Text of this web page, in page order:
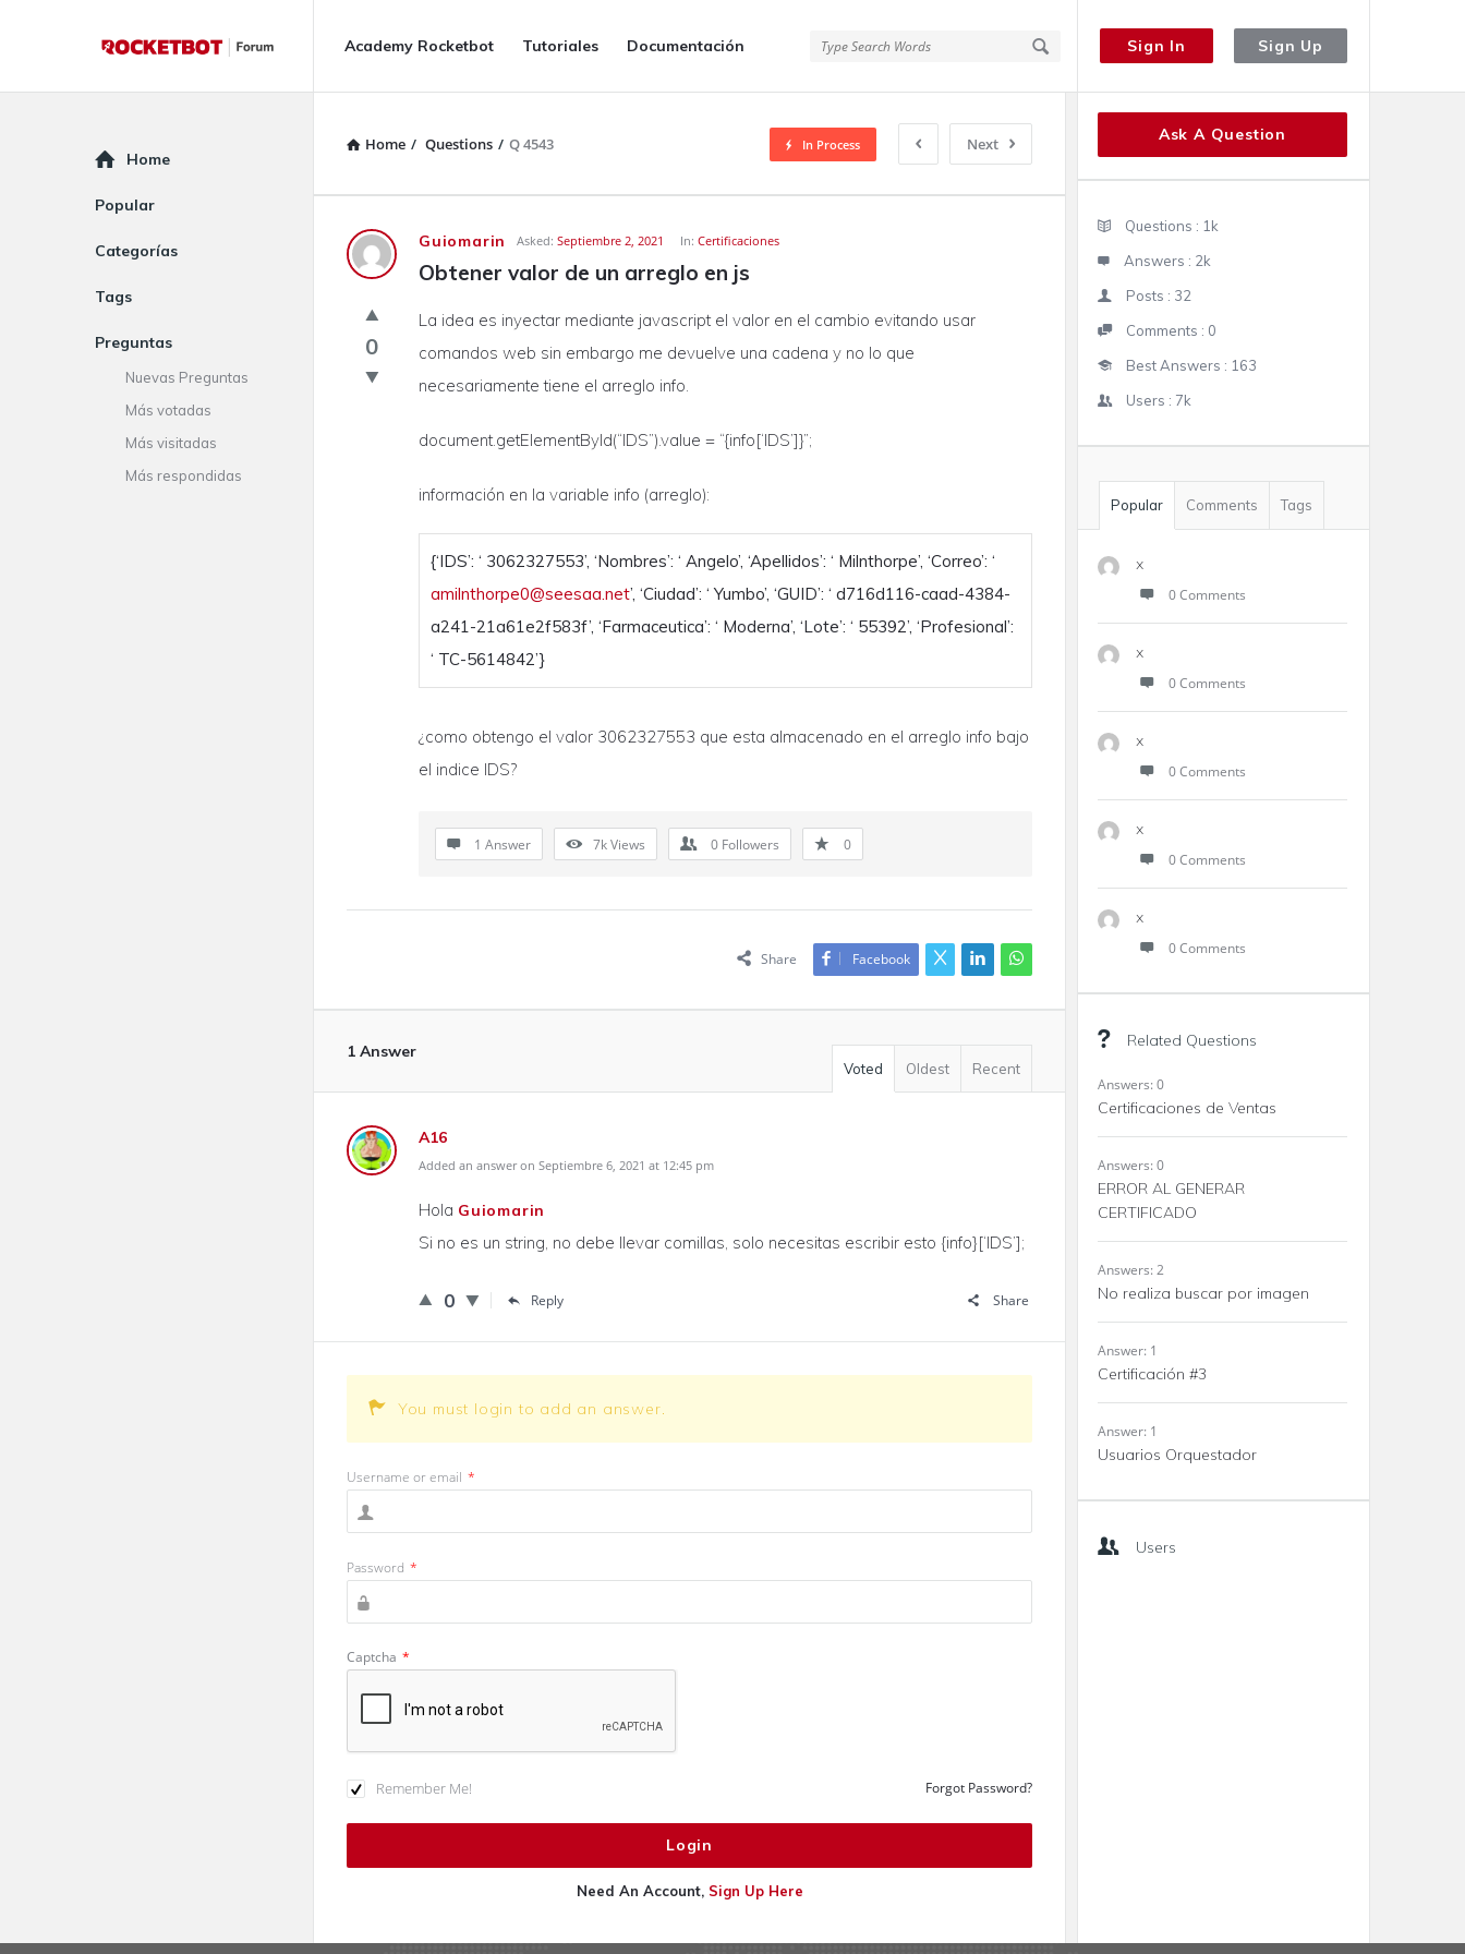
Sign In Sign Up
Forum
Forum
Navigation
Academy Rocketbot Tutoriales Documentación
Home / Questions / Q 4543 Next
In Process
Rocketbot
Forum
Latest
Questions
Guiomarin Asked: Septiembre 2, 2021 In:Certificaciones
Obtener valor de un arreglo en js
0
La idea es inyectar mediante javascript el valor en el cambio evitando usar
comandos web sin embargo me devuelve una cadena y no lo que
necesariamente tiene el arreglo info.
document.getElementById(“IDS”).value = “{info[‘IDS’]}”;
información en la variable info (arreglo):
{‘IDS’: ‘ 3062327553’, ‘Nombres’: ‘ Angelo’, ‘Apellidos’: ‘ Milnthorpe’, ‘Correo’: ‘
amilnthorpe0@seesaa.net’, ‘Ciudad’: ‘ Yumbo’, ‘GUID’: ‘ d716d116-caad-4384-
a241-21a61e2f583f’, ‘Farmaceutica’: ‘ Moderna’, ‘Lote’: ‘ 55392’, ‘Profesional’:
‘ TC-5614842’}
¿como obtengo el valor 3062327553 que esta almacenado en el arreglo info bajo
el indice IDS?
1 Answer 7kViews 0 Followers 0
Share Facebook
1 Answer
Voted Oldest Recent
A16
Added an answer on Septiembre 6, 2021 at 12:45 pm
Hola Guiomarin
Si no es un string, no debe llevar comillas, solo necesitas escribir esto {info}[‘IDS’];
0 Reply Share
You must login to add an answer.
Username or email *
Password *
Captcha *
Remember Me! Forgot Password?
Need An Account, Sign Up Here
Sidebar
Ask A Question
Stats
Questions : 1k
Answers : 2k
Posts : 32
Comments : 0
Best Answers : 163
Users : 7k
Popular Comments Tags
x
0 Comments
x
0 Comments
x
0 Comments
x
0 Comments
x
0 Comments
Related Questions
Answers: 0
Certificaciones de Ventas
Answers: 0
ERROR AL GENERAR
CERTIFICADO
Answers: 2
No realiza buscar por imagen
Answer: 1
Certificación #3
Answer: 1
Usuarios Orquestador
Users
Explore
Home
Popular
Categorías
Tags
Preguntas
Nuevas Preguntas
Más votadas
Más visitadas
Más respondidas